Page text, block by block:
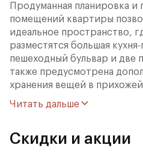
Продуманная планировка и
помещений квартиры
идеальное пространство,
разместятся большая
пешеходный бульвар и две
также предусмотрена
хранения вещей в
высотой 3,25 м и
наполняют дом светом и
возможность для создания
Читать дальше
Скидки и акции